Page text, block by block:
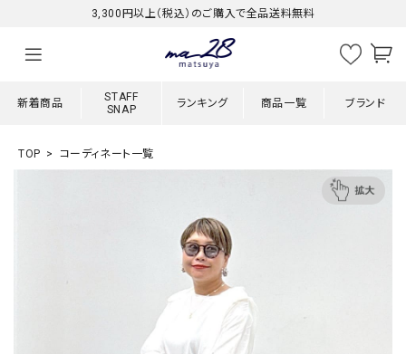
3,300円以上（税込）のご購入で全品送料無料
新着商品
STAFF
SNAP
ランキング 商品一覧 ブランド
TOP コーディネート一覧